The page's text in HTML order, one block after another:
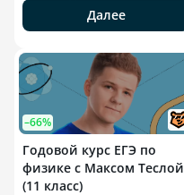
Далее
–66%
Годовой курс ЕГЭ по
физике с Максом Теслой
(11 класс)